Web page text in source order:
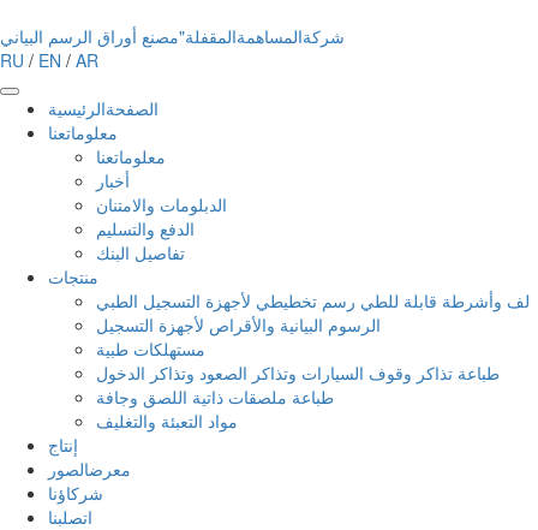
شركةالمساهمةالمقفلة"مصنع أوراق الرسم البياني
RU / EN / AR
الصفحةالرئيسية
معلوماتعنا
معلوماتعنا
أخبار
الدبلومات والامتنان
الدفع والتسليم
تفاصيل البنك
منتجات
لف وأشرطة قابلة للطي رسم تخطيطي لأجهزة التسجيل الطبي
الرسوم البيانية والأقراص لأجهزة التسجيل
مستهلكات طبية
طباعة تذاكر وقوف السيارات وتذاكر الصعود وتذاكر الدخول
طباعة ملصقات ذاتية اللصق وجافة
مواد التعبئة والتغليف
إنتاج
معرضالصور
شركاؤنا
اتصلبنا